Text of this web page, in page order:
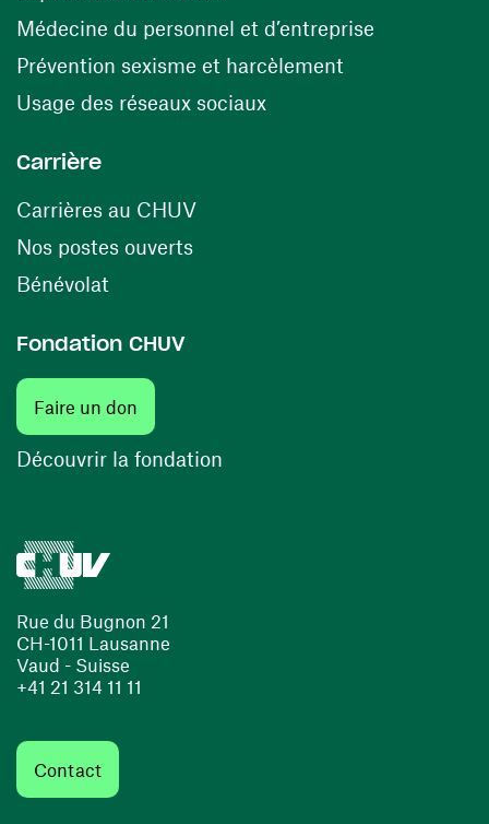
Rue du Bugnon 21
CH-1011 Lausanne
Vaud - Suisse
+41 21 314 11 11
Contact
Médecine du personnel et d’entreprise
Prévention sexisme et harcèlement
Usage des réseaux sociaux(ouvre une nouvelle
Carrière
Carrières au CHUV(ouvre une nouvelle fenêtre)
Nos postes ouverts(ouvre une nouvelle fenêtre)
Bénévolat
Fondation CHUV
Faire un don
Découvrir la fondation